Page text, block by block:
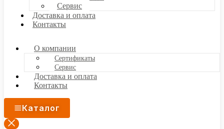
Сервис
Доставка и оплата
Контакты
О компании
Сертификаты
Сервис
Доставка и оплата
Контакты
Каталог